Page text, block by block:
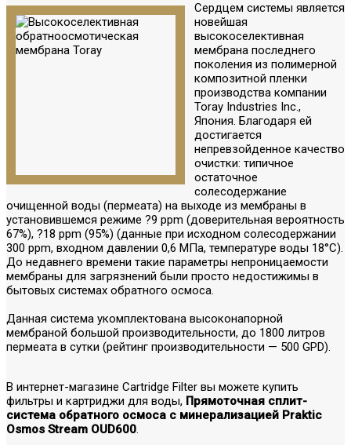
Сердцем системы является
новейшая
высокоселективная
мембрана последнего
поколения из полимерной
композитной пленки
производства компании
Toray Industries Inc.,
Япония. Благодаря ей
достигается
непревзойденное качество
очистки: типичное
остаточное
солесодержание
очищенной воды (пермеата) на выходе из мембраны в
установившемся режиме ?9 ppm (доверительная вероятность
67%), ?18 ppm (95%) (данные при исходном солесодержании
300 ppm, входном давлении 0,6 МПа, температуре воды 18°С).
До недавнего времени такие параметры непроницаемости
мембраны для загрязнений были просто недостижимы в
бытовых системах обратного осмоса.
Данная система укомплектована высоконапорной
мембраной большой производительности, до 1800 литров
пермеата в сутки (рейтинг производительности — 500 GPD).
В интернет-магазине Cartridge Filter вы можете купить
фильтры и картриджи для воды, Прямоточная сплит-
система обратного осмоса с минерализацией Praktic
Osmos Stream OUD600.